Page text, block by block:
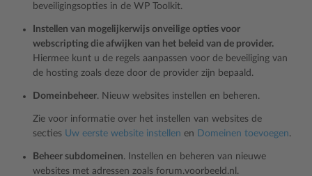
beveiligingsopties in de WP Toolkit.
Instellen van mogelijkerwijs onveilige opties voor
webscripting die afwijken van het beleid van de provider.
Hiermee kunt u de regels aanpassen voor de beveiliging van
de hosting zoals deze door de provider zijn bepaald.
Domeinbeheer. Nieuw websites instellen en beheren.
Zie voor informatie over het instellen van websites de
secties Uw eerste website instellen en Domeinen toevoegen.
Beheer subdomeinen. Instellen en beheren van nieuwe
websites met adressen zoals forum.voorbeeld.nl.